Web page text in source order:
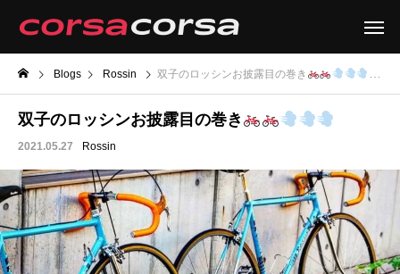
Blogs Rossin 双子のロッシンお披露目の巻き
双子のロッシンお披露目の巻き
2021.05.27 Rossin